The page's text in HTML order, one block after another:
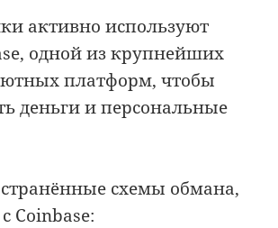
активно используют
одной из крупнейших
платформ, чтобы
деньги и персональные
схемы обмана,
Coinbase: